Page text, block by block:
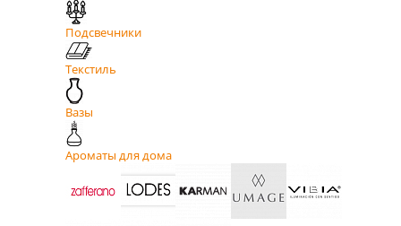
Подсвечники
Текстиль
Вазы
Ароматы для дома